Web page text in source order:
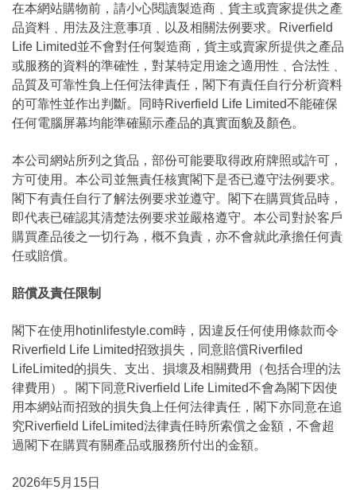
在本網站購物前，請小心閱讀製造商﹑貨主或賣家提供之產
品資料﹑用法及注意事項﹑以及相關法例要求。Riverfield
Life Limited並不會對任何製造商，貨主或賣家所提供之產品
或服務的資料的準確性，對某特定用途之適用性﹑合法性﹑
品質及可靠性負上任何法律責任，閣下有責任自行分析資料
的可靠性並作出判斷。同時Riverfield Life Limited不能確保
任何電腦屏幕均能準確顯示產品的真實面貌及顏色。
本公司網站所列之貨品，部份可能要取得政府牌照或許可，
方可使用。本公司並無責任核實閣下是否已遵守法例要求。
閣下有責任自行了解法例要求並遵守。閣下在購買貨品時，
即代表已確認其清楚法例要求並嚴格遵守。本公司對於客戶
購買產品後之一切行為，概不負責，亦不會就此承擔任何責
任或賠償。
賠償及責任限制
閣下在使用hotinlifestyle.com時，因違反任何使用條款而令
Riverfield Life Limited招致損失，同意賠償Riverfiled
LifeLimited的損失、支出、損壞及相關費用（包括合理的法
律費用）。閣下同意Riverfield Life Limited不會為閣下因使
用本網站而招致的損失負上任何法律責任，閣下亦同意在追
究Riverfield LifeLimited法律責任時所索償之金額，不會超
過閣下在購買有關產品或服務所付出的金額。
2026年5月15日